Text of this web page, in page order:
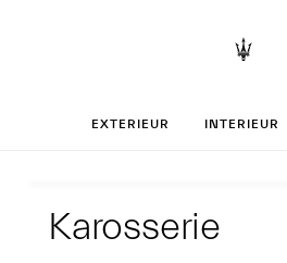
Set up
EXTERIEUR INTERIEUR
Karosserie